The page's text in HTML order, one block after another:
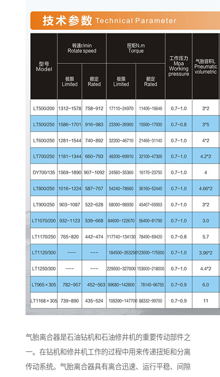
气胎离合器是石油钻机和石油修井机的重要传动部件之
一。在钻机和修井机工作的过程中用来传递扭矩和分离
传动系统。气胎离合器具有离合迅速、运行平稳、间隙